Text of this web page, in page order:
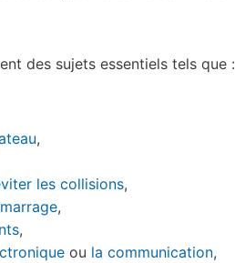
des sujets essentiels tels que :
,
les collisions,
,
,
ou la communication,